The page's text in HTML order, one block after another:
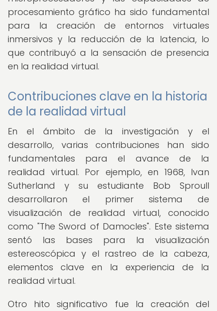
procesamiento gráfico ha sido fundamental
para la creación de entornos virtuales
inmersivos y la reducción de la latencia, lo
que contribuyó a la sensación de presencia
en la realidad virtual.
Contribuciones clave en la historia
de la realidad virtual
En el ámbito de la investigación y el
desarrollo, varias contribuciones han sido
fundamentales para el avance de la
realidad virtual. Por ejemplo, en 1968, Ivan
Sutherland y su estudiante Bob Sproull
desarrollaron el primer sistema de
visualización de realidad virtual, conocido
como "The Sword of Damocles". Este sistema
sentó las bases para la visualización
estereoscópica y el rastreo de la cabeza,
elementos clave en la experiencia de la
realidad virtual.
Otro hito significativo fue la creación del